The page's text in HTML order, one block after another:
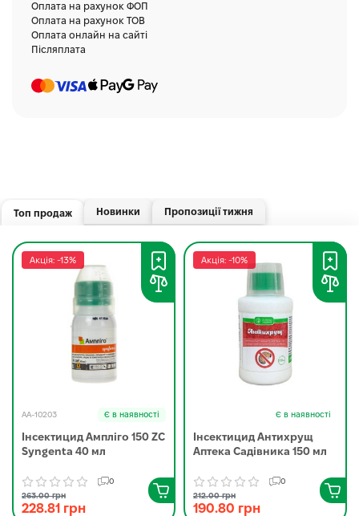
Оплата на рахунок ФОП
Оплата на рахунок ТОВ
Оплата онлайн на сайті
Післяплата
Топ продаж Новинки Пропозиції тижня
Акція: -13%
AA-10203 Є в наявності
Інсектицид Ампліго 150 ZC
Syngenta 40 мл
0
263.00 грн
228.81 грн
Акція: -10%
Є в наявності
Інсектицид Антихрущ
Аптека Садівника 150 мл
0
212.00 грн
190.80 грн